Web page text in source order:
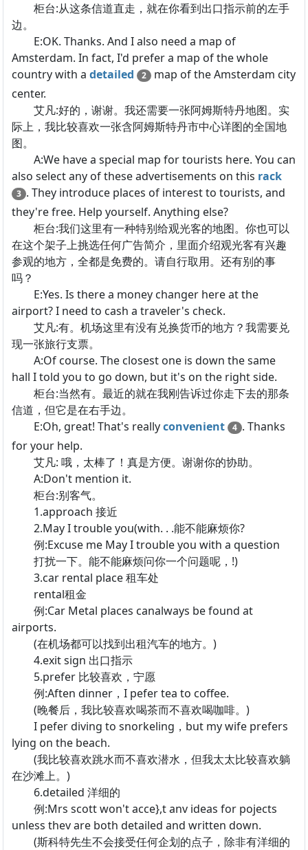
柜台:从这条信道直走，就在你看到出口指示前的左手
边。
E:OK. Thanks. And I also need a map of
Amsterdam. In fact, I'd prefer a map of the whole
country with a detailed 2
map of the Amsterdam city
center.
艾凡:好的，谢谢。我还需要一张阿姆斯特丹地图。实
际上，我比较喜欢一张含阿姆斯特丹市中心详图的全国地
图。
A:We have a special map for tourists here. You can
also select any of these advertisements on this rack
3 . They introduce places of interest to tourists, and
they're free. Help yourself. Anything else?
柜台:我们这里有一种特别给观光客的地图。你也可以
在这个架子上挑选任何广告简介，里面介绍观光客有兴趣
参观的地方，全都是免费的。请自行取用。还有别的事
吗？
E:Yes. Is there a money changer here at the
airport? I need to cash a traveler's check.
艾凡:有。机场这里有没有兑换货币的地方？我需要兑
现一张旅行支票。
A:Of course. The closest one is down the same
hall I told you to go down, but it's on the right side.
柜台:当然有。最近的就在我刚告诉过你走下去的那条
信道，但它是在右手边。
E:Oh, great! That's reallyconvenient 4 . Thanks
for your help.
艾凡: 哦，太棒了！真是方便。谢谢你的协助。
A:Don't mention it.
柜台:别客气。
1.approach 接近
2.May I trouble you(with. . .能不能麻烦你?
例:Excuse me May I trouble you with a question
打扰一下。能不能麻烦问你一个问题呢，!)
3.car rental place 租车处
rental租金
例:Car Metal places canalways be found at
airports.
(在机场都可以找到出租汽车的地方。)
4.exit sign 出口指示
5.prefer 比较喜欢，宁愿
例:Aften dinner，I pefer tea to coffee.
(晚餐后，我比较喜欢喝茶而不喜欢喝咖啡。)
I pefer diving to snorkeling，but my wife prefers
lying on the beach.
(我比较喜欢跳水而不喜欢潜水，但我太太比较喜欢躺
在沙滩上。)
6.detailed 洋细的
例:Mrs scott won't acce},t anv ideas for pojects
unless thev are both detailed and written down.
(斯科特先生不会接受任何企划的点子，除非有洋细的